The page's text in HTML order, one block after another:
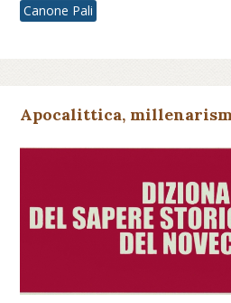
Canone Pali
Apocalittica,